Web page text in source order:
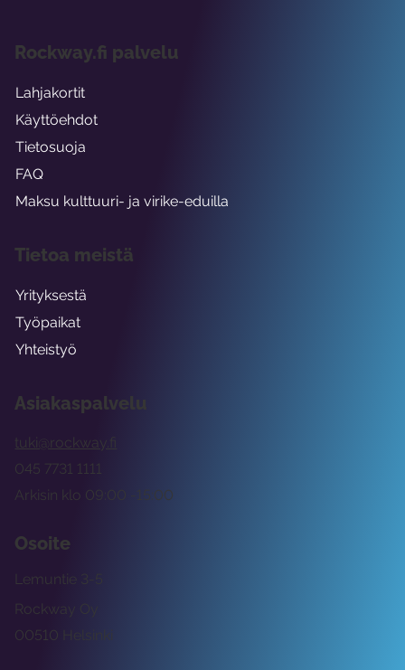
Asiakaspalvelu
tuki@rockway.fi
Arkisin klo 09:00 -15:00
045 7731 1111
Osoite
Rockway Oy
Lemuntie 3-5
00510 Helsinki
Rockway.fi palvelu
Lahjakortit
Käyttöehdot
Tietosuoja
FAQ
Maksu kulttuuri- ja virike-eduilla
Tietoa meistä
Yrityksestä
Työpaikat
Yhteistyö